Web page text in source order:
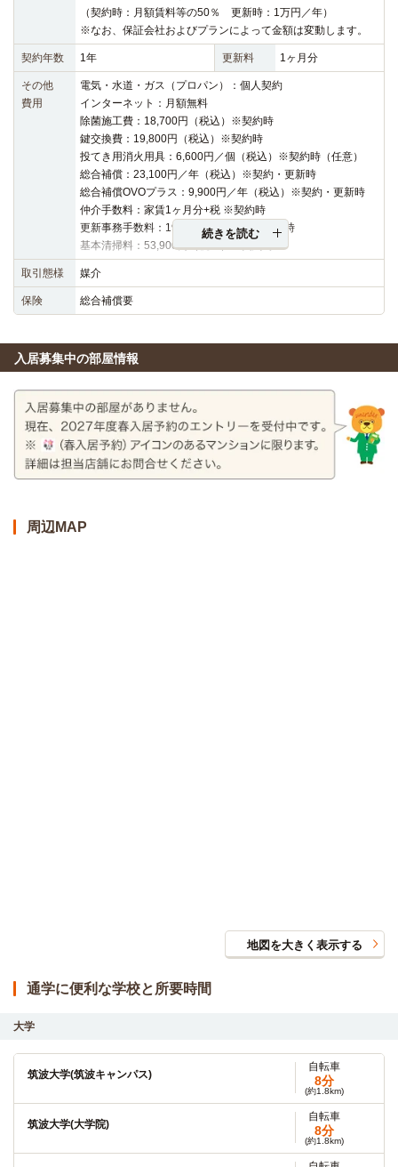
（契約時：月額賃料等の50％ 更新時：1万円／年）
※なお、保証会社およびプランによって金額は変動します。
契約年数 1年 更新料 1ヶ月分
その他
費用
電気・水道・ガス（プロパン）：個人契約
インターネット：月額無料
除菌施工費：18,700円（税込）※契約時
鍵交換費：19,800円（税込）※契約時
投てき用消火用具：6,600円／個（税込）※契約時（任意）
総合補償：23,100円／年（税込）※契約・更新時
総合補償OVOプラス：9,900円／年（税込）※契約・更新時
仲介手数料：家賃1ヶ月分+税 ※契約時
更新事務手数料：19,800円（税込）※更新時
基本清掃料：53,900円（税込）※契約時
続きを読む
取引態様 媒介
保険 総合補償要
入居募集中の部屋情報
周辺MAP
地図を大きく表示する
通学に便利な学校と所要時間
大学
筑波大学(筑波キャンパス)
自転車
8分
(約1.8km)
筑波大学(大学院)
自転車
8分
(約1.8km)